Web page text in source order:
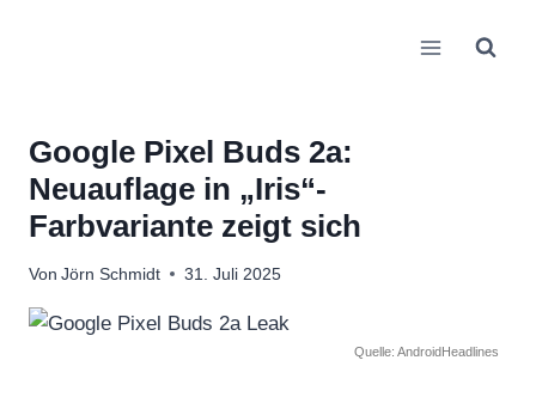
Google Pixel Buds 2a:
Neuauflage in „Iris“-
Farbvariante zeigt sich
Von Jörn Schmidt 31. Juli 2025
Quelle: AndroidHeadlines